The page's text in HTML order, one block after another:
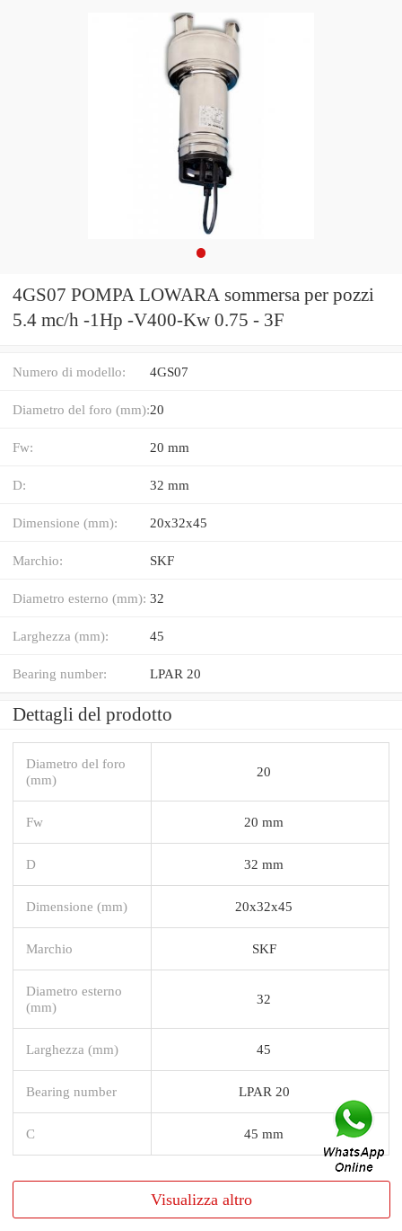
4GS07 POMPA LOWARA sommersa per pozzi
5.4 mc/h -1Hp -V400-Kw 0.75 - 3F
Numero di modello: 4GS07
Diametro del foro (mm):20
Fw: 20 mm
D: 32 mm
Dimensione (mm): 20x32x45
Marchio: SKF
Diametro esterno (mm): 32
Larghezza (mm): 45
Bearing number: LPAR 20
Dettagli del prodotto
Diametro del foro
(mm)
20
Fw 20 mm
D 32 mm
Dimensione (mm) 20x32x45
Marchio SKF
Diametro esterno
(mm)
32
Larghezza (mm) 45
Bearing number LPAR 20
C 45 mm
Visualizza altro